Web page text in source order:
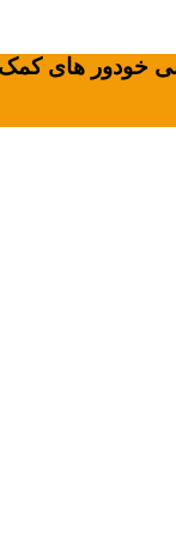
خودور های کمک